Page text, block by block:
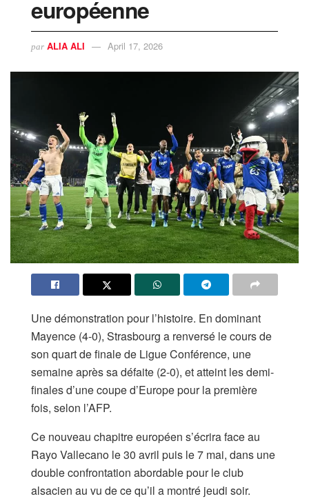
européenne
par ALIA ALI April 17, 2026
Une démonstration pour l’histoire. En dominant
Mayence (4-0), Strasbourg a renversé le cours de
son quart de finale de Ligue Conférence, une
semaine après sa défaite (2-0), et atteint les demi-
finales d’une coupe d’Europe pour la première
fois, selon l’AFP.
Ce nouveau chapitre européen s’écrira face au
Rayo Vallecano le 30 avril puis le 7 mai, dans une
double confrontation abordable pour le club
alsacien au vu de ce qu’il a montré jeudi soir.